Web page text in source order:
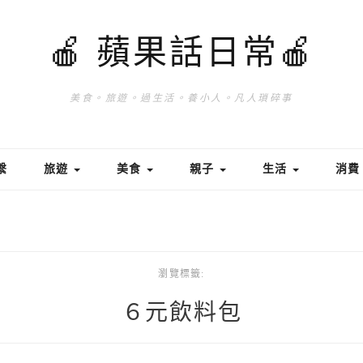
🍎 蘋果話日常🍎
美食。旅遊。過生活。養小人。凡人瑣碎事
旅遊 美食 親子 生活 消費
瀏覽標籤:
６元飲料包